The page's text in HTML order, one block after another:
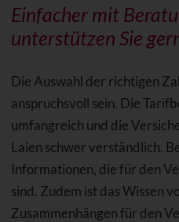
Einfacher mit
unterstützen Sie
Die Auswahl der richtigen
anspruchsvoll sein. Die
umfangreich und die
Laien schwer verständlich.
Informationen, die für den
sind. Zudem ist das Wissen
Zusammenhängen für den